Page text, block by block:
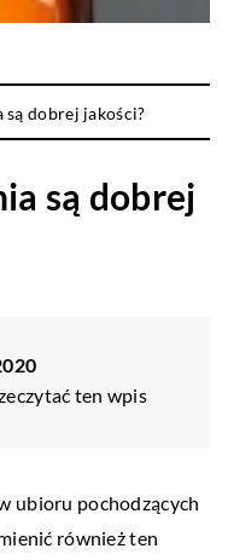
są dobrej jakości?
są dobrej
ten wpis
ubioru pochodzących
również ten